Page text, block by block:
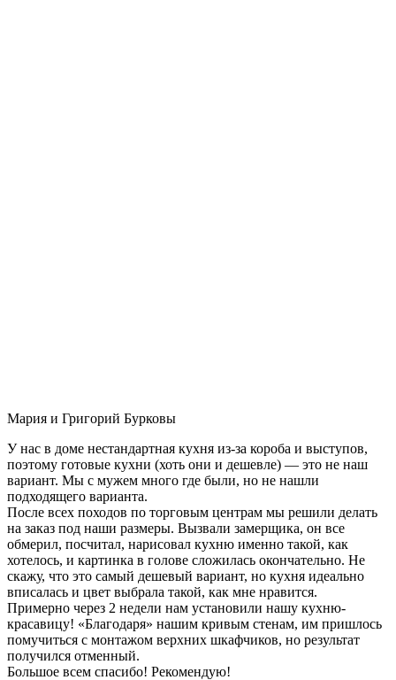
Мария и Григорий Бурковы
У нас в доме нестандартная кухня из-за короба и выступов,
поэтому готовые кухни (хоть они и дешевле) — это не наш
вариант. Мы с мужем много где были, но не нашли
подходящего варианта.
После всех походов по торговым центрам мы решили делать
на заказ под наши размеры. Вызвали замерщика, он все
обмерил, посчитал, нарисовал кухню именно такой, как
хотелось, и картинка в голове сложилась окончательно. Не
скажу, что это самый дешевый вариант, но кухня идеально
вписалась и цвет выбрала такой, как мне нравится.
Примерно через 2 недели нам установили нашу кухню-
красавицу! «Благодаря» нашим кривым стенам, им пришлось
помучиться с монтажом верхних шкафчиков, но результат
получился отменный.
Большое всем спасибо! Рекомендую!